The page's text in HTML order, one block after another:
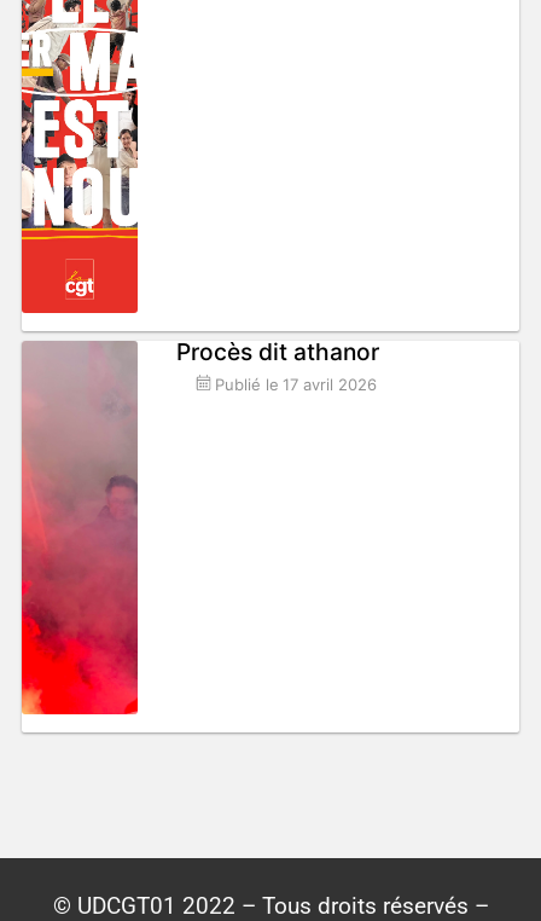
Procès dit athanor
Publié le 17 avril 2026
© UDCGT01 2022 – Tous droits réservés –